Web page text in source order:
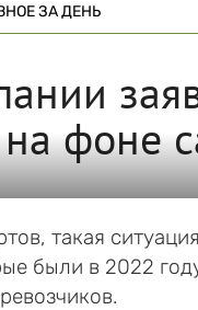
ЗА ДЕНЬ
фоне
такая
были в 2022